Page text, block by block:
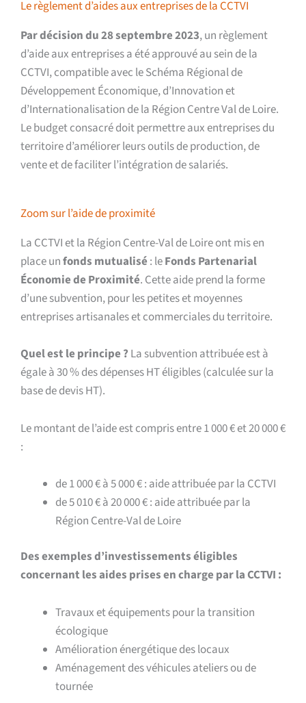
Le règlement d’aides aux entreprises de la CCTVI
Par décision du 28 septembre 2023, un règlement
d’aide aux entreprises a été approuvé au sein de la
CCTVI, compatible avec le Schéma Régional de
Développement Économique, d’Innovation et
d’Internationalisation de la Région Centre Val de Loire.
Le budget consacré doit permettre aux entreprises du
territoire d’améliorer leurs outils de production, de
vente et de faciliter l’intégration de salariés.
Zoom sur l’aide de proximité
La CCTVI et la Région Centre-Val de Loire ont mis en
place unfonds mutualisé : leFonds Partenarial
Économie de Proximité. Cette aide prend la forme
d’une subvention, pour les petites et moyennes
entreprises artisanales et commerciales du territoire.
Quel est le principe ? La subvention attribuée est à
égale à 30 % des dépenses HT éligibles (calculée sur la
base de devis HT).
Le montant de l’aide est compris entre 1 000 € et 20 000 €
:
de 1 000 € à 5 000 € : aide attribuée par la CCTVI
de 5 010 € à 20 000 € : aide attribuée par la
Région Centre-Val de Loire
Des exemples d’investissements éligibles
concernant les aides prises en charge par la CCTVI :
Travaux et équipements pour la transition
écologique
Amélioration énergétique des locaux
Aménagement des véhicules ateliers ou de
tournée